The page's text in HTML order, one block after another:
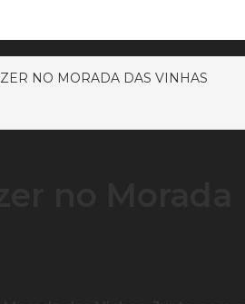
NO MORADA DAS VINHAS